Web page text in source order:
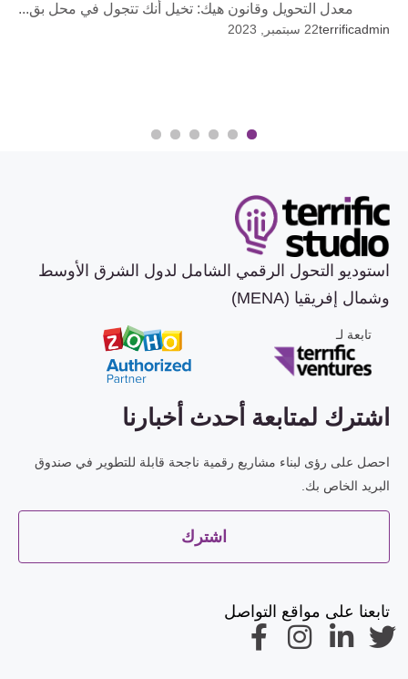
معدل التحويل وقانون هيك: تخيل أنك تتجول في محل بق...
terrificadmin22 سبتمبر, 2023
1
2
3
4
استوديو التحول الرقمي الشامل لدول الشرق الأوسط
وشمال إفريقيا (MENA)
تابعة لـ
اشترك لمتابعة أحدث أخبارنا
احصل على رؤى لبناء مشاريع رقمية ناجحة قابلة للتطوير في صندوق
البريد الخاص بك.
اشترك
تابعنا على مواقع التواصل